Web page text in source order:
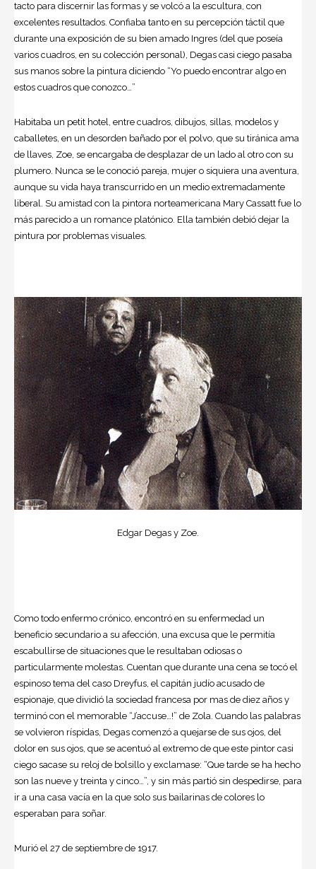
tacto para discernir las formas y se volcó a la escultura, con
excelentes resultados. Confiaba tanto en su percepción táctil que
durante una exposición de su bien amado Ingres (del que poseía
varios cuadros, en su colección personal), Degas casi ciego pasaba
sus manos sobre la pintura diciendo “Yo puedo encontrar algo en
estos cuadros que conozco…”
Habitaba un petit hotel, entre cuadros, dibujos, sillas, modelos y
caballetes, en un desorden bañado por el polvo, que su tiránica ama
de llaves, Zoe, se encargaba de desplazar de un lado al otro con su
plumero. Nunca se le conoció pareja, mujer o siquiera una aventura,
aunque su vida haya transcurrido en un medio extremadamente
liberal. Su amistad con la pintora norteamericana Mary Cassatt fue lo
más parecido a un romance platónico. Ella también debió dejar la
pintura por problemas visuales.
Edgar Degas y Zoe.
Como todo enfermo crónico, encontró en su enfermedad un
beneficio secundario a su afección, una excusa que le permitía
escabullirse de situaciones que le resultaban odiosas o
particularmente molestas. Cuentan que durante una cena se tocó el
espinoso tema del caso Dreyfus, el capitán judío acusado de
espionaje, que dividió la sociedad francesa por mas de diez años y
terminó con el memorable “J’accuse…!” de Zola. Cuando las palabras
se volvieron ríspidas, Degas comenzó a quejarse de sus ojos, del
dolor en sus ojos, que se acentuó al extremo de que este pintor casi
ciego sacase su reloj de bolsillo y exclamase: “Que tarde se ha hecho
son las nueve y treinta y cinco…”, y sin más partió sin despedirse, para
ir a una casa vacía en la que solo sus bailarinas de colores lo
esperaban para soñar.
Murió el 27 de septiembre de 1917.